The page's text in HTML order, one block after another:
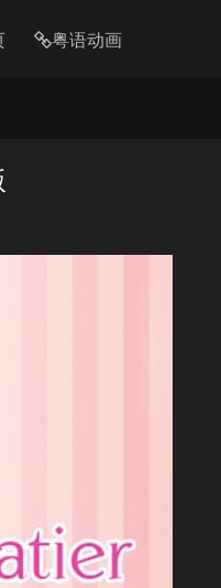
粤语动画